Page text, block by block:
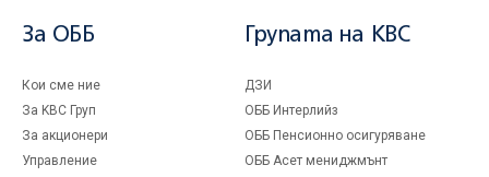
За ОББ
Кои сме ние
За KBC Груп
За акционери
Управление
Групата на KBC
ДЗИ
ОББ Интерлийз
ОББ Пенсионно осигуряване
ОББ Асет мениджмънт